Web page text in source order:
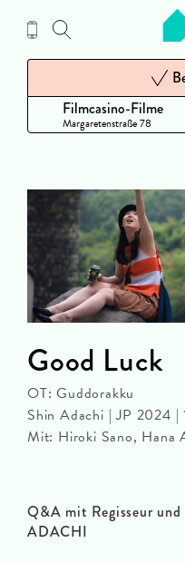
Inhalt
Filmcasino-Filme
Margaretenstraße 78
Q&A mit Regisseur
ADACHI
Good Luck
OT: Guddorakku
Shin Adachi | JP 2024 |
Mit: Hiroki Sano, Hana